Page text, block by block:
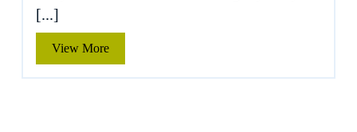
[...]
View MoreView
More